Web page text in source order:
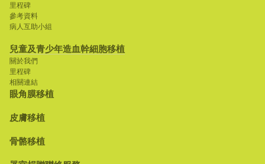
里程碑
參考資料
病人互助小組
兒童及青少年造血幹細胞移植
關於我們
里程碑
相關連結
眼角膜移植
皮膚移植
骨骼移植